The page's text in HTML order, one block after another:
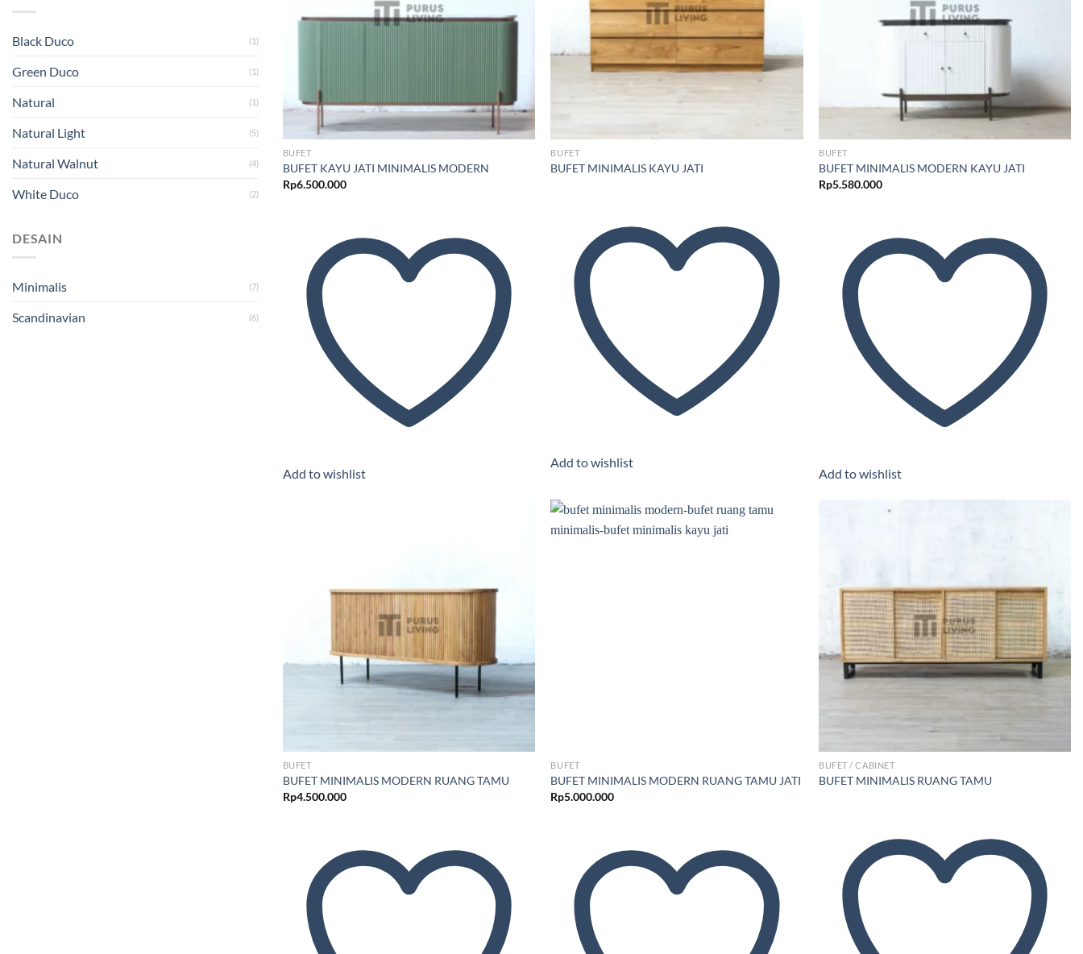
Black Duco (1)
Green Duco (1)
Natural (1)
Natural Light (5)
Natural Walnut (4)
White Duco (2)
DESAIN
Minimalis (7)
Scandinavian (6)
Add to wishlist
BUFET
BUFET KAYU JATI MINIMALIS MODERN
Rp6.500.000
Add to wishlist
Add to wishlist
BUFET
BUFET MINIMALIS KAYU JATI
Add to wishlist
BUFET
BUFET MINIMALIS MODERN KAYU JATI
Rp5.580.000
Add to wishlist
BUFET
BUFET MINIMALIS MODERN RUANG TAMU
Rp4.500.000
BUFET
BUFET MINIMALIS MODERN RUANG TAMU JATI
Rp5.000.000
Add to wishlist
BUFET / CABINET
BUFET MINIMALIS RUANG TAMU